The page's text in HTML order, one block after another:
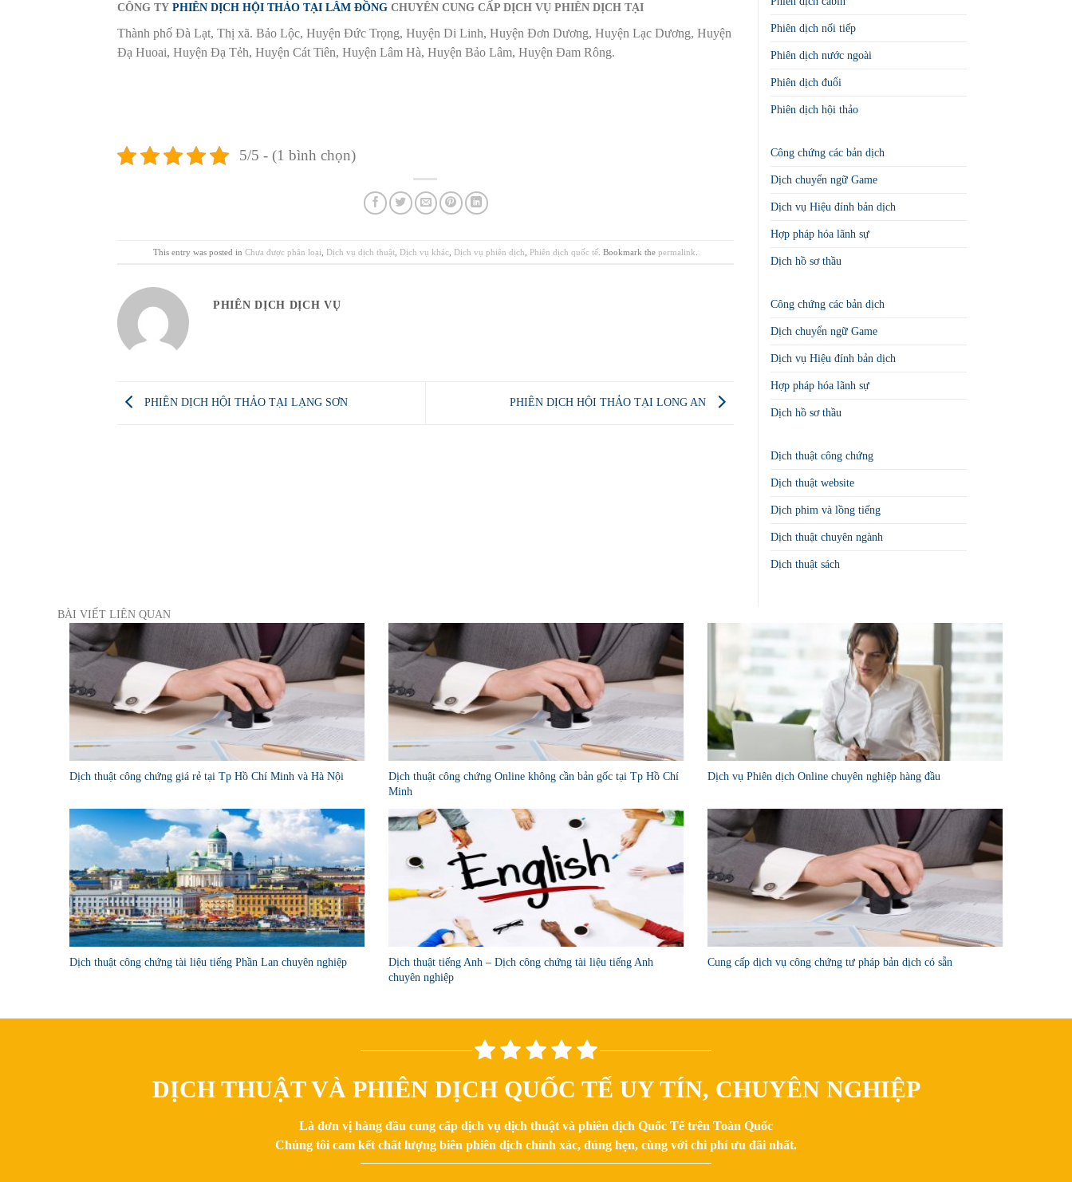
CÔNG TY PHIÊN DỊCH HỘI THẢO TẠI LÂM ĐỒNG CHUYÊN CUNG CẤP DỊCH VỤ PHIÊN DỊCH TẠI
Thành phố Đà Lạt, Thị xã. Bảo Lộc, Huyện Đức Trọng, Huyện Di Linh, Huyện Đơn Dương, Huyện Lạc Dương, Huyện
Đạ Huoai, Huyện Đạ Tẻh, Huyện Cát Tiên, Huyện Lâm Hà, Huyện Bảo Lâm, Huyện Đam Rông.
5/5 - (1 bình chọn)
This entry was posted in Chưa được phân loại Dịch vụ dịch thuật, Dịch vụ khác, Dịch vụ phiên dịch Phiên dịch quốc tế. Bookmark the permalink
PHIÊN DỊCH DỊCH VỤ
PHIÊN DỊCH HỘI THẢO TẠI LẠNG SƠN PHIÊN DỊCH HỘI THẢO TẠI LONG AN
Phiên dịch nối tiếp
Phiên dịch nước ngoài
Phiên dịch đuổi
Phiên dịch hội thảo
Công chứng các bản dịch
Dịch chuyển ngữ Game
Dịch vụ Hiệu đính bản dịch
Hợp pháp hóa lãnh sự
Dịch hồ sơ thầu
Công chứng các bản dịch
Dịch chuyển ngữ Game
Dịch vụ Hiệu đính bản dịch
Hợp pháp hóa lãnh sự
Dịch hồ sơ thầu
Dịch thuật công chứng
Dịch thuật website
Dịch phim và lồng tiếng
Dịch thuật chuyên ngành
Dịch thuật sách
BÀI VIẾT LIÊN QUAN
Dịch thuật công chứng giá rẻ tại Tp Hồ Chí Minh và Hà Nội
Dịch thuật công chứng Online không cần bản gốc tại Tp Hồ Chí
Minh
Dịch vụ Phiên dịch Online chuyên nghiệp hàng đầu
Dịch thuật công chứng tài liệu tiếng Phần Lan chuyên nghiệp
Dịch thuật tiếng Anh – Dịch công chứng tài liệu tiếng Anh
chuyên nghiệp
Cung cấp dịch vụ công chứng tư pháp bản dịch có sẵn
DỊCH THUẬT VÀ PHIÊN DỊCH QUỐC TẾ UY TÍN, CHUYÊN NGHIỆP
Là đơn vị hàng đầu cung cấp dịch vụ dịch thuật và phiên dịch Quốc Tế trên Toàn Quốc
Chúng tôi cam kết chất lượng biên phiên dịch chính xác, đúng hẹn, cùng với chi phí ưu đãi nhất.